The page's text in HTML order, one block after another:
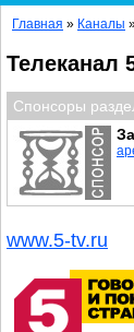
Главная » Каналы
Телеканал
Спонсоры
www.5-tv.ru